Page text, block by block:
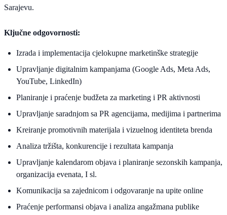
Sarajevu.
Ključne odgovornosti:
Izrada i implementacija cjelokupne marketinške strategije
Upravljanje digitalnim kampanjama (Google Ads, Meta Ads,
YouTube, LinkedIn)
Planiranje i praćenje budžeta za marketing i PR aktivnosti
Upravljanje saradnjom sa PR agencijama, medijima i partnerima
Kreiranje promotivnih materijala i vizuelnog identiteta brenda
Analiza tržišta, konkurencije i rezultata kampanja
Upravljanje kalendarom objava i planiranje sezonskih kampanja,
organizacija evenata, I sl.
Komunikacija sa zajednicom i odgovaranje na upite online
Praćenje performansi objava i analiza angažmana publike